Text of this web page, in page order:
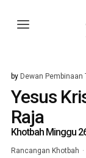
by Dewan Pembinaan
Yesus
Raja
Khotbah Minggu
Rancangan Khotbah